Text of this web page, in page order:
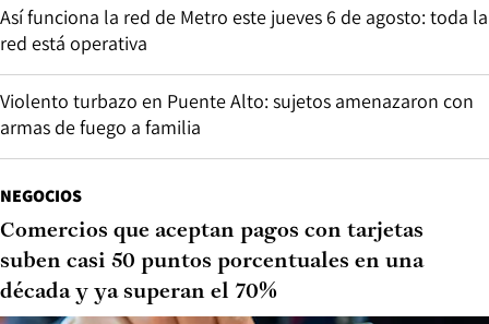
Así funciona la red de Metro este jueves 6 de agosto: toda la
red está operativa
Violento turbazo en Puente Alto: sujetos amenazaron con
armas de fuego a familia
NEGOCIOS
Comercios que aceptan pagos con tarjetas
suben casi 50 puntos porcentuales en una
década y ya superan el 70%